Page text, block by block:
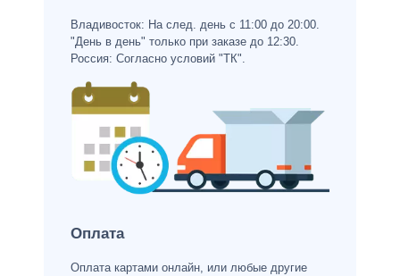
Владивосток: На след. день с 11:00 до 20:00.
"День в день" только при заказе до 12:30.
Россия: Согласно условий "ТК".
Оплата
Оплата картами онлайн, или любые другие